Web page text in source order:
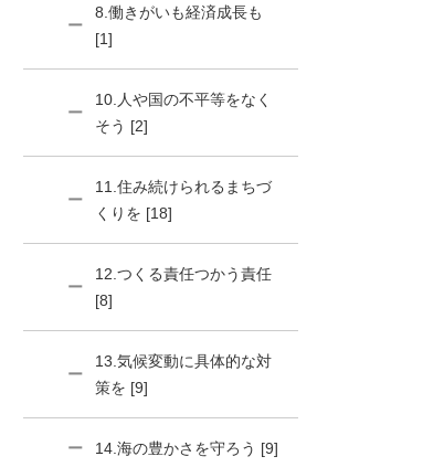
8.働きがいも経済成長も
[1]
10.人や国の不平等をなく
そう [2]
11.住み続けられるまちづ
くりを [18]
12.つくる責任つかう責任
[8]
13.気候変動に具体的な対
策を [9]
14.海の豊かさを守ろう [9]